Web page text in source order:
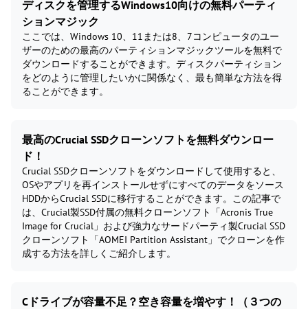
ディスクを管理するWindows10向けの無料パーティ
ションマジック
ここでは、Windows 10、11または8、7コンピュータのユー
ザーのための最高のパーティションマジックツールを無料で
ダウンロードすることができます。ディスクパーティション
をどのように管理したいかに関係なく、最も簡単な方法を得
ることができます。
最高のCrucial SSDクローンソフトを無料ダウンロー
ド！
Crucial SSDクローンソフトをダウンロードして使用すると、
OSやアプリを再インストールせずにすべてのデータをソース
HDDからCrucial SSDに移行することができます。この記事で
は、Crucial製SSD付属の無料クローンソフト「Acronis True
Image for Crucial」および強力なサードパーティ製Crucial SSD
クローンソフト「AOMEI Partition Assistant」でクローンを作
成する方法を詳しくご紹介します。
Cドライブが容量不足？空き容量を増やす！（３つの